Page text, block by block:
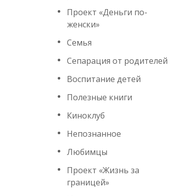
Проект «Деньги по-
женски»
Семья
Сепарация от родителей
Воспитание детей
Полезные книги
Киноклуб
Непознанное
Любимцы
Проект «Жизнь за
границей»